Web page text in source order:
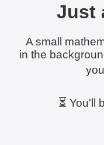
Just
A small
in the
⏳ You'll